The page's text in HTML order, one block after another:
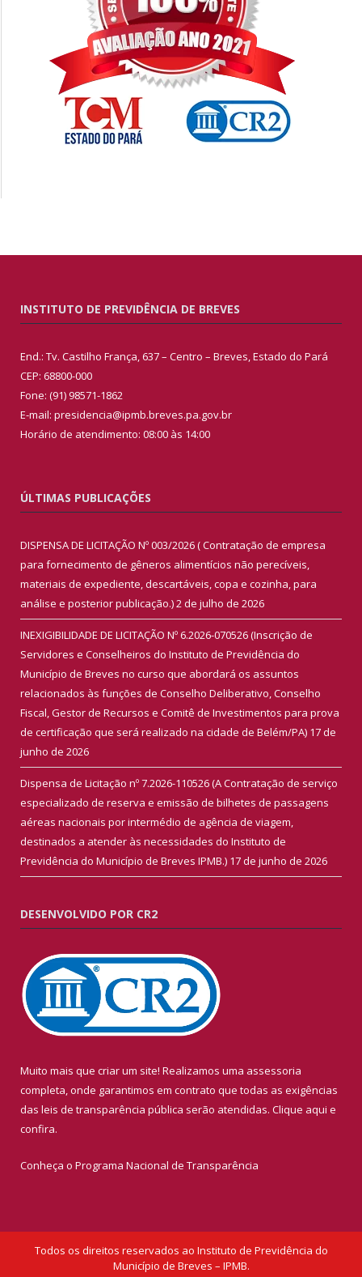
INSTITUTO DE PREVIDÊNCIA DE BREVES
End.: Tv. Castilho França, 637 – Centro – Breves, Estado do Pará
CEP: 68800-000
Fone: (91) 98571-1862
E-mail: presidencia@ipmb.breves.pa.gov.br
Horário de atendimento: 08:00 às 14:00
ÚLTIMAS PUBLICAÇÕES
DISPENSA DE LICITAÇÃO Nº 003/2026 ( Contratação de empresa
para fornecimento de gêneros alimentícios não perecíveis,
materiais de expediente, descartáveis, copa e cozinha, para
análise e posterior publicação.)2 de julho de 2026
INEXIGIBILIDADE DE LICITAÇÃO Nº 6.2026-070526 (Inscrição de
Servidores e Conselheiros do Instituto de Previdência do
Município de Breves no curso que abordará os assuntos
relacionados às funções de Conselho Deliberativo, Conselho
Fiscal, Gestor de Recursos e Comitê de Investimentos para prova
de certificação que será realizado na cidade de Belém/PA) 17 de
junho de 2026
Dispensa de Licitação nº 7.2026-110526 (A Contratação de serviço
especializado de reserva e emissão de bilhetes de passagens
aéreas nacionais por intermédio de agência de viagem,
destinados a atender às necessidades do Instituto de
Previdência do Município de Breves IPMB.) 17 de junho de 2026
DESENVOLVIDO POR CR2
Muito mais que criar um site! Realizamos uma assessoria
completa, onde garantimos em contrato que todas as exigências
das leis de transparência pública serão atendidas. Clique aqui e
confira.
Conheça o Programa Nacional de Transparência
Todos os direitos reservados ao Instituto de Previdência do
Município de Breves – IPMB.